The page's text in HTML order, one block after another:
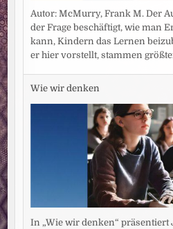
Autor: McMurry, Frank M. Der
der Frage beschäftigt, wie man
kann, Kindern das Lernen
er hier vorstellt, stammen
Wie wir denken
In „Wie wir denken“ präsentiert